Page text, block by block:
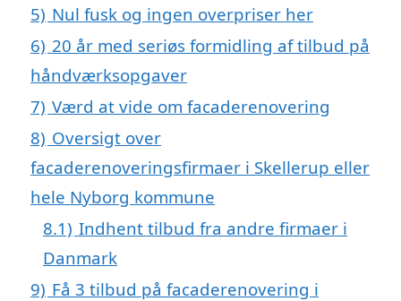
5) Nul fusk og ingen overpriser her
6) 20 år med seriøs formidling af tilbud på
håndværksopgaver
7) Værd at vide om facaderenovering
8) Oversigt over
facaderenoveringsfirmaer i Skellerup eller
hele Nyborg kommune
8.1) Indhent tilbud fra andre firmaer i
Danmark
9) Få 3 tilbud på facaderenovering i